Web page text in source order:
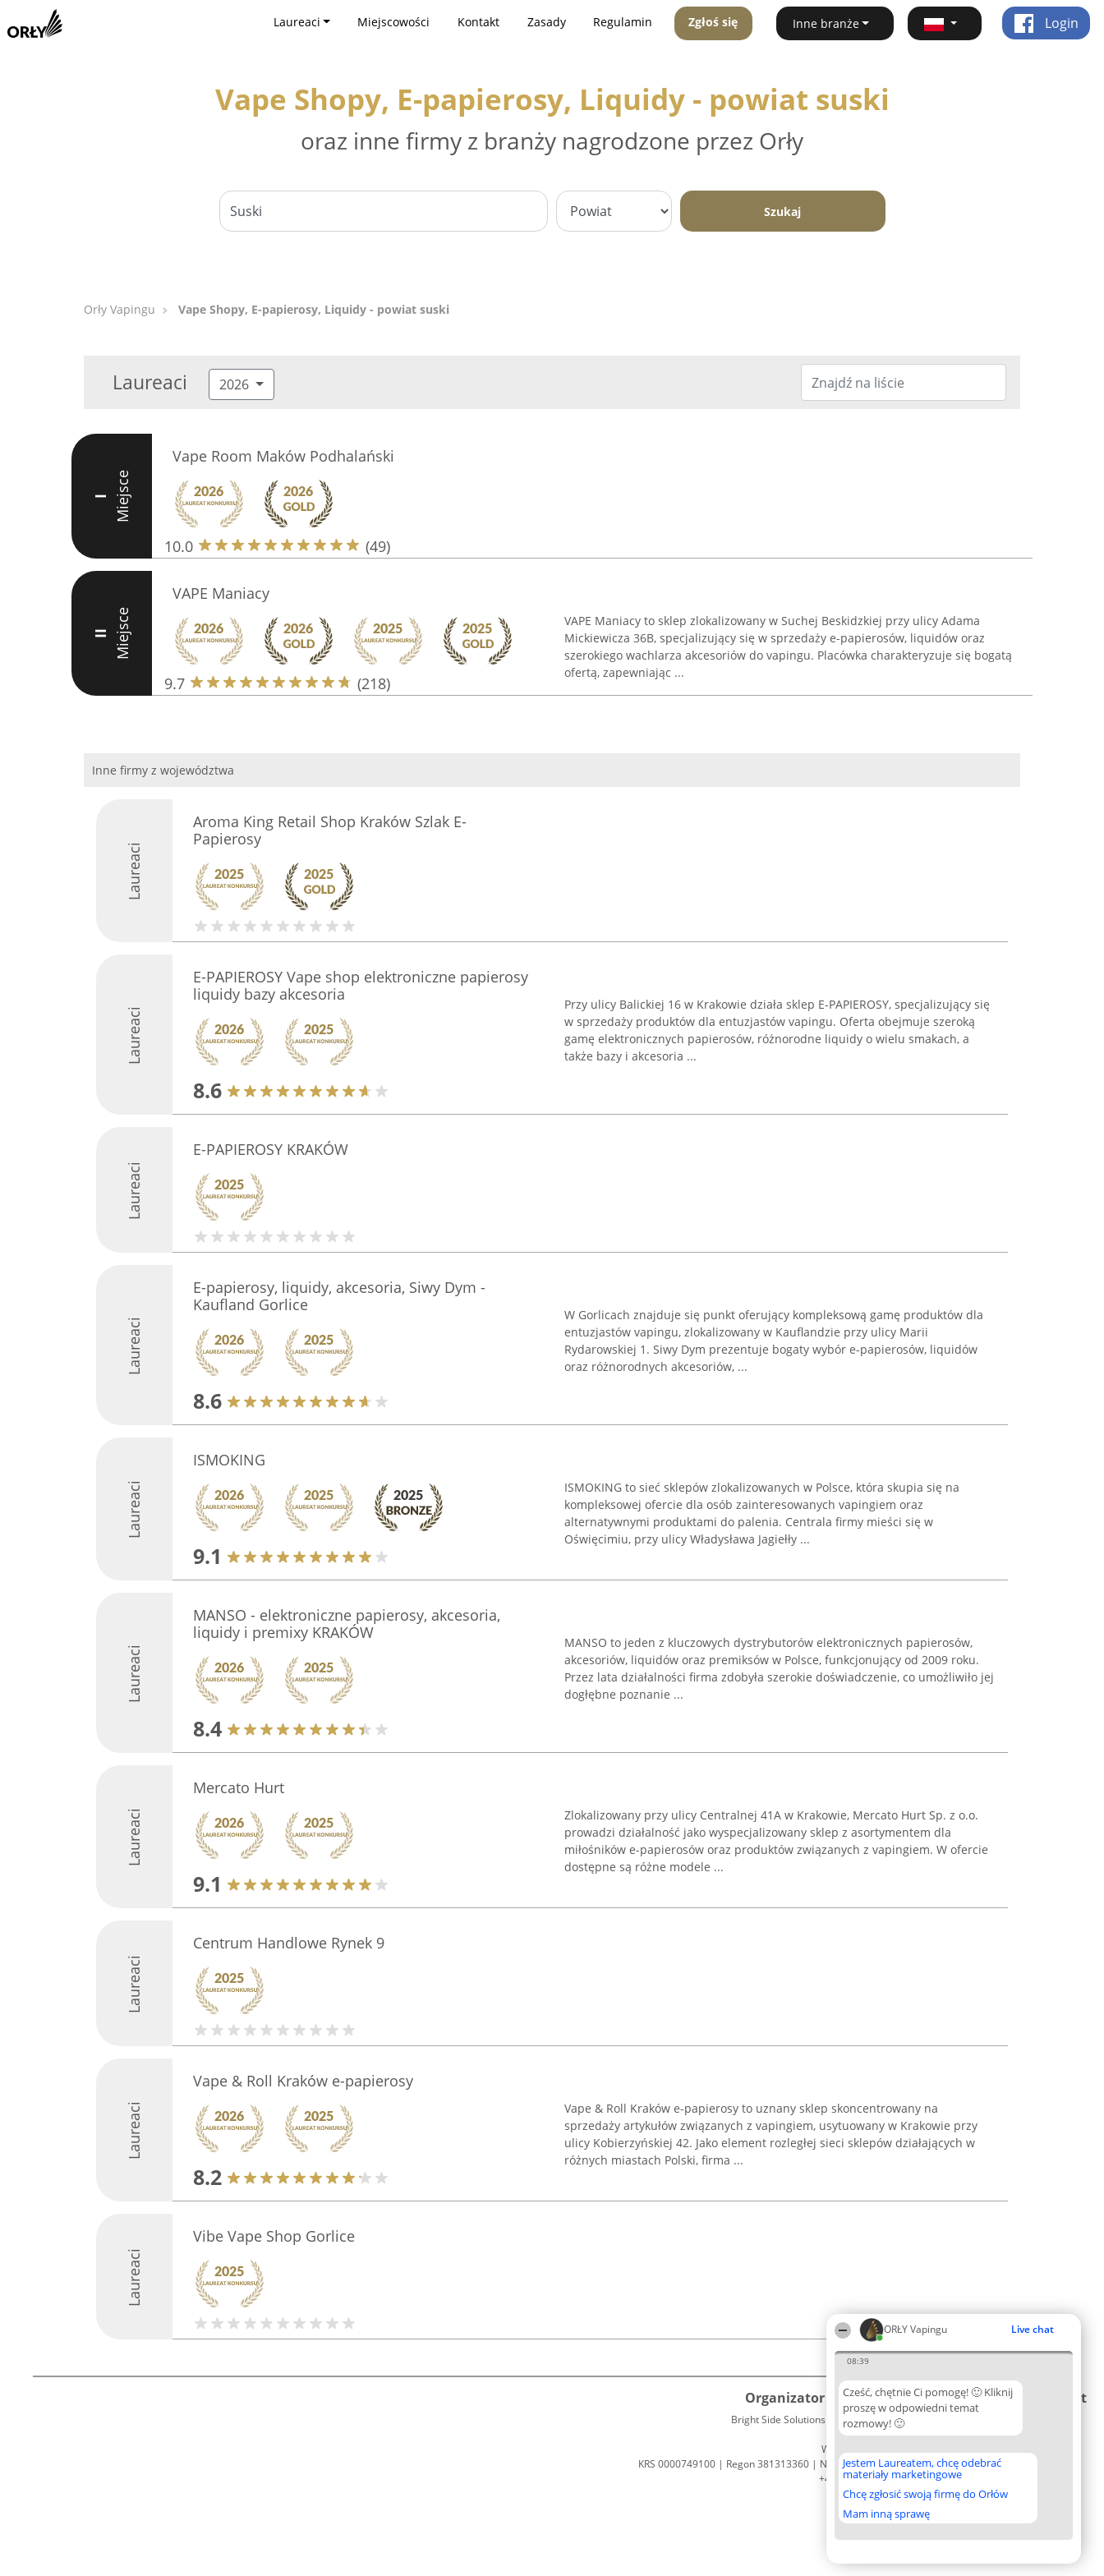
ORŁY Vapingu Live chat
08:39
Cześć, chętnie Ci pomogę! 🙂 Kliknij
proszę w odpowiedni temat
rozmowy! 🙂
Jestem Laureatem, chcę odebrać
materiały marketingowe
Chcę zgłosić swoją firmę do Orłów
Mam inną sprawę
Laureaci Miejscowości Kontakt Zasady Regulamin Zgłoś się Inne branże Login
Vape Shopy, E-papierosy, Liquidy - powiat suski
oraz inne firmy z branży nagrodzone przez Orły
Szukaj
Orły Vapingu Vape Shopy, E-papierosy, Liquidy - powiat suski
Laureaci 2026
I Miejsce
Vape Room Maków Podhalański
10.0 (49)
II Miejsce
VAPE Maniacy
9.7 (218)
VAPE Maniacy to sklep zlokalizowany w Suchej Beskidzkiej przy ulicy Adama
Mickiewicza 36B, specjalizujący się w sprzedaży e-papierosów, liquidów oraz
szerokiego wachlarza akcesoriów do vapingu. Placówka charakteryzuje się bogatą
ofertą, zapewniając ...
Inne firmy z województwa
Laureaci
Aroma King Retail Shop Kraków Szlak E-
Papierosy
Laureaci
E-PAPIEROSY Vape shop elektroniczne papierosy
liquidy bazy akcesoria
8.6
Przy ulicy Balickiej 16 w Krakowie działa sklep E-PAPIEROSY, specjalizujący się
w sprzedaży produktów dla entuzjastów vapingu. Oferta obejmuje szeroką
gamę elektronicznych papierosów, różnorodne liquidy o wielu smakach, a
także bazy i akcesoria ...
Laureaci
E-PAPIEROSY KRAKÓW
Laureaci
E-papierosy, liquidy, akcesoria, Siwy Dym -
Kaufland Gorlice
8.6
W Gorlicach znajduje się punkt oferujący kompleksową gamę produktów dla
entuzjastów vapingu, zlokalizowany w Kauflandzie przy ulicy Marii
Rydarowskiej 1. Siwy Dym prezentuje bogaty wybór e-papierosów, liquidów
oraz różnorodnych akcesoriów, ...
Laureaci
ISMOKING
9.1
ISMOKING to sieć sklepów zlokalizowanych w Polsce, która skupia się na
kompleksowej ofercie dla osób zainteresowanych vapingiem oraz
alternatywnymi produktami do palenia. Centrala firmy mieści się w
Oświęcimiu, przy ulicy Władysława Jagiełły ...
Laureaci
MANSO - elektroniczne papierosy, akcesoria,
liquidy i premixy KRAKÓW
8.4
MANSO to jeden z kluczowych dystrybutorów elektronicznych papierosów,
akcesoriów, liquidów oraz premiksów w Polsce, funkcjonujący od 2009 roku.
Przez lata działalności firma zdobyła szerokie doświadczenie, co umożliwiło jej
dogłębne poznanie ...
Laureaci
Mercato Hurt
9.1
Zlokalizowany przy ulicy Centralnej 41A w Krakowie, Mercato Hurt Sp. z o.o.
prowadzi działalność jako wyspecjalizowany sklep z asortymentem dla
miłośników e-papierosów oraz produktów związanych z vapingiem. W ofercie
dostępne są różne modele ...
Laureaci
Centrum Handlowe Rynek 9
Laureaci
Vape & Roll Kraków e-papierosy
8.2
Vape & Roll Kraków e-papierosy to uznany sklep skoncentrowany na
sprzedaży artykułów związanych z vapingiem, usytuowany w Krakowie przy
ulicy Kobierzyńskiej 42. Jako element rozległej sieci sklepów działających w
różnych miastach Polski, firma ...
Laureaci
Vibe Vape Shop Gorlice
Organizator plebiscytu
Bright Side Solutions sp. z o. o. sp. k.
ul. Ruska 22
Wrocław 50-079
KRS 0000749100 | Regon 381313360 | NIP 8943132676
+48 508 492 400
Plebiscyt
Lista
Laureatów
Zasady
Regulamin
Prywatności
Kontakt